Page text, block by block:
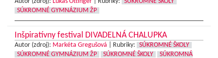
SÚKROMNÉ GYMNÁZIUM ŽP
Inšpiratívny festival DIVADELNÁ CHALUPKA
Autor (zdroj): Markéta Gregušová Rubriky:
SÚKROMNÉ ŠKOLY
SÚKROMNÉ GYMNÁZIUM ŽP
SÚKROMNÉ ŠKOLY SÚKROMNÁ